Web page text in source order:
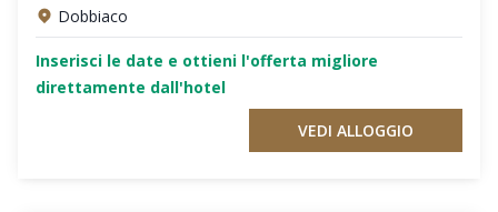
Dobbiaco
Inserisci le date e ottieni l'offerta migliore
direttamente dall'hotel
VEDI ALLOGGIO